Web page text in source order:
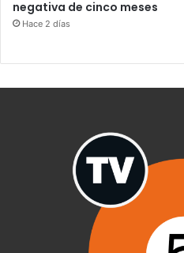
negativa de cinco meses
Hace 2 días